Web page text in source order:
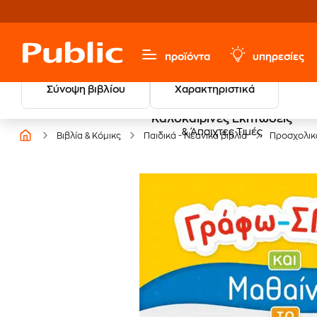
προϊόντα υπηρεσίες
Σύνοψη βιβλίου Χαρακτηριστικά
Καλοκαιρινές Εκπτώσεις
& Άπαιχτες Τιμές
Βιβλία & Κόμικς Παιδικά - Νεανικά βιβλία